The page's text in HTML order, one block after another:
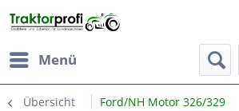
Menü
Übersicht Ford/NH Motor 326/329